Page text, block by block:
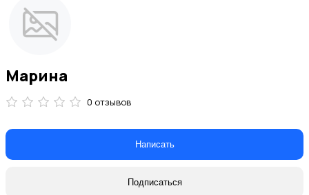
Марина
0 отзывов
Написать
Подписаться